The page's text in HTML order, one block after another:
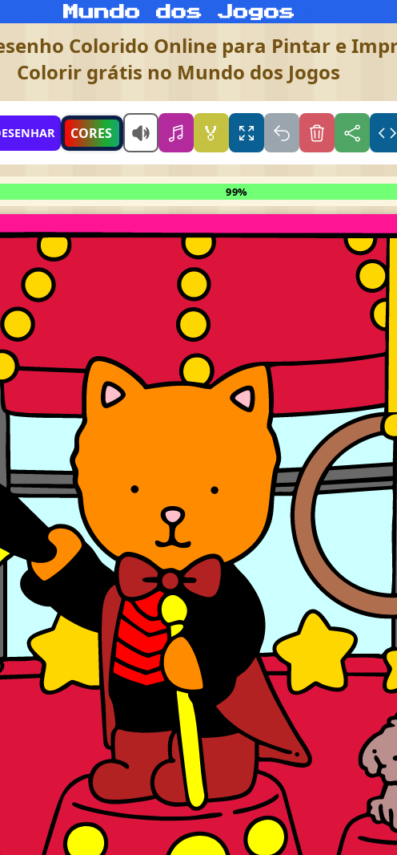
Colorido Online para Pintar e
Colorir grátis no Mundo dos Jogos
CORES 🏅
99%